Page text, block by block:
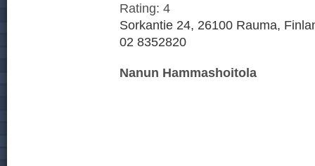
Rating: 4
Sorkantie 24, 26100 Rauma,
02 8352820
Nanun Hammashoitola